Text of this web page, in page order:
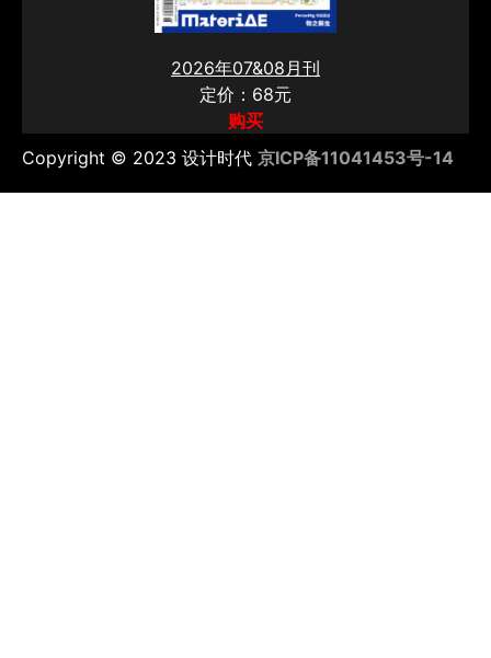
2026年07&08月刊
定价：68元
购买
Copyright © 2023 设计时代 京ICP备11041453号-14